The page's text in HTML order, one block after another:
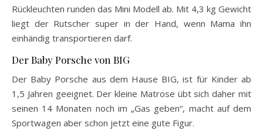
Rückleuchten runden das Mini Modell ab. Mit 4,3 kg Gewicht
liegt der Rutscher super in der Hand, wenn Mama ihn
einhändig transportieren darf.
Der Baby Porsche von BIG
Der Baby Porsche aus dem Hause BIG, ist für Kinder ab
1,5 Jahren geeignet. Der kleine Matrose übt sich daher mit
seinen 14 Monaten noch im „Gas geben“, macht auf dem
Sportwagen aber schon jetzt eine gute Figur.